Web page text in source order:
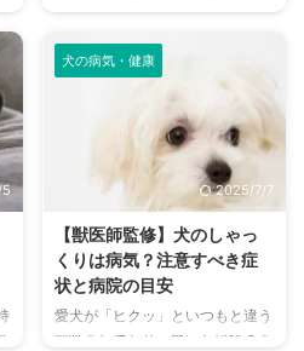
方など ...
している様子をみることは、あま
りありませんよね。 猫は基本的
に鼻で呼吸をしており、ハァハァ
と息を切らしているときは体調に
問題があるかもしれません。 本
記事では、猫の口呼吸の原因や考
えられる病気について解説してい
ます。猫と暮らしている飼い主さ
んは、ぜひ最後まで読んでみてく
ださいね。 この記事の結論 猫は
基本的に鼻呼吸のみで、口呼吸を
することはめったにない 猫が口
呼吸するときには、呼吸困難に陥
5
犬の病気・健康
2025/7/7
【獣医師監修】犬のしゃっ
くりは病気？注意すべき症
状と病院の目安
愛犬が「ヒクッ」といつもと違う
呼吸をしており、驚いた経験のあ